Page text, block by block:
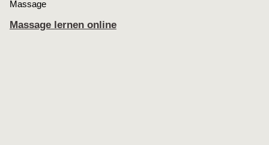
Massage
Massage lernen online